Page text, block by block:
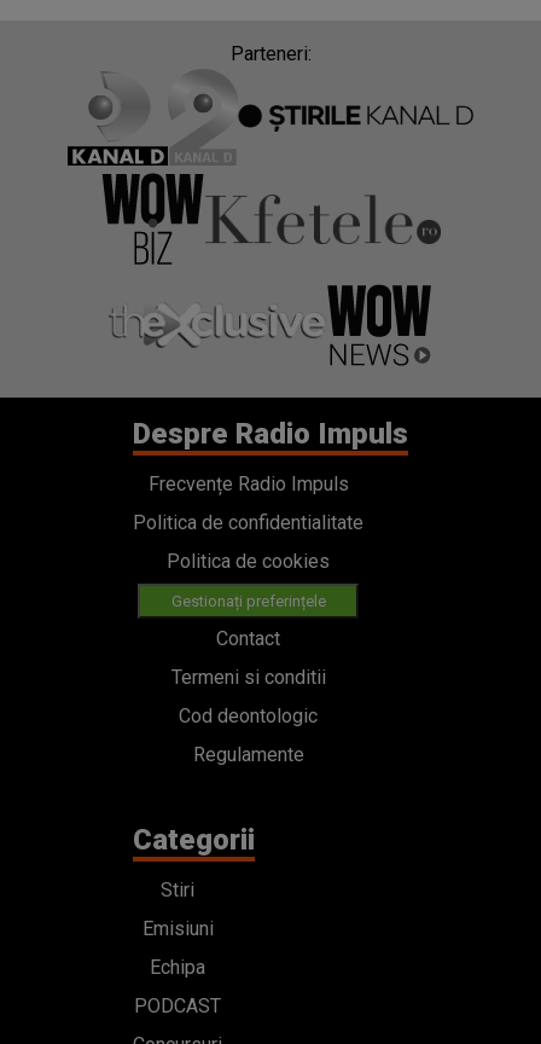
Parteneri:
Despre Radio Impuls
Frecvențe Radio Impuls
Politica de confidentialitate
Politica de cookies
Gestionați preferințele
Contact
Termeni si conditii
Cod deontologic
Regulamente
Categorii
Stiri
Emisiuni
Echipa
PODCAST